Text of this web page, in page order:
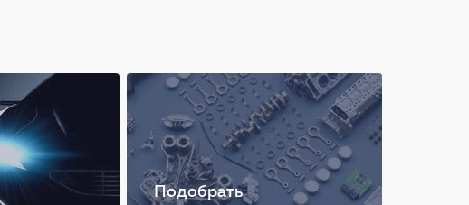
Подобрать